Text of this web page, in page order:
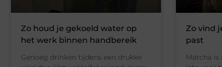
Zo houd je gekoeld water op
het werk binnen handbereik
Genoeg drinken tijdens een drukke
Zo vind
past
Matcha is